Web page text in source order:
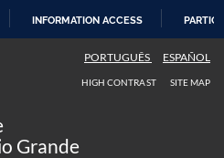
INFORMATION ACCESS
PORTUGUÊS ESPAÑOL
HIGH CONTRAST SITE MAP
Grande